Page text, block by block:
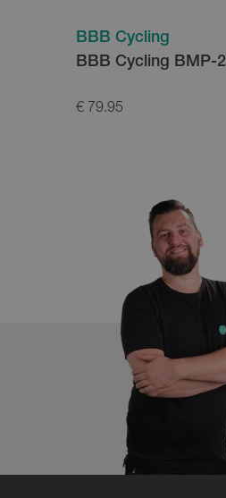
BBB Cycling
BBB Cycling BMP-
€ 79.95